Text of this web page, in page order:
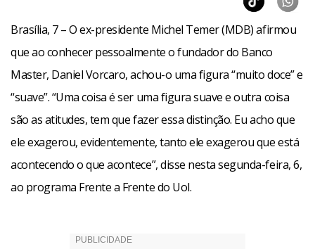
Brasília, 7 – O ex-presidente Michel Temer (MDB) afirmou
que ao conhecer pessoalmente o fundador do Banco
Master, Daniel Vorcaro, achou-o uma figura “muito doce” e
“suave”. “Uma coisa é ser uma figura suave e outra coisa
são as atitudes, tem que fazer essa distinção. Eu acho que
ele exagerou, evidentemente, tanto ele exagerou que está
acontecendo o que acontece”, disse nesta segunda-feira, 6,
ao programa Frente a Frente do Uol.